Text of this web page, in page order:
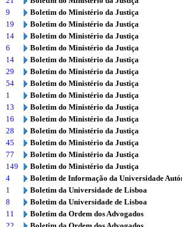
9
Boletim do Ministério da Justiça
19
Boletim do Ministério da Justiça
14
Boletim do Ministério da Justiça
6
Boletim do Ministério da Justiça
14
Boletim do Ministério da Justiça
29
Boletim do Ministério da Justiça
54
Boletim do Ministério da Justiça
1
Boletim do Ministério da Justiça
13
Boletim do Ministério da Justiça
16
Boletim do Ministério da Justiça
28
Boletim do Ministério da Justiça
45
Boletim do Ministério da Justiça
77
Boletim do Ministério da Justiça
149
Boletim do Ministério da Justiça
4
Boletim de Informação da Universidade
1
Boletim da Universidade de Lisboa
8
Boletim da Universidade de Lisboa
11
Boletim da Ordem dos Advogados